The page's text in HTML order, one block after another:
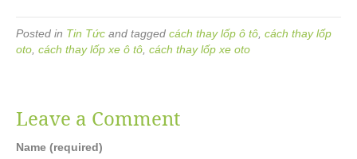
Posted in Tin Tức and tagged cách thay lốp ô tô cách thay lốp
oto cách thay lốp xe ô tô cách thay lốp xe oto
Leave a Comment
Name (required)